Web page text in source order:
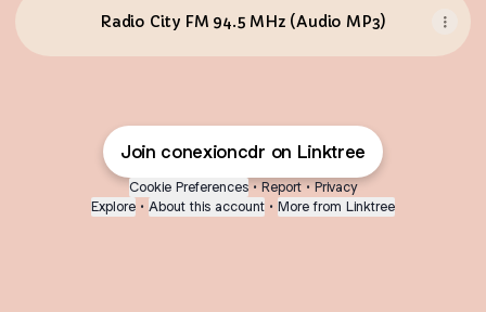
Radio City FM 94.5 MHz (Audio MP3)
Join conexioncdr on Linktree
Cookie Preferences • Report • Privacy
Explore • About this account • More from Linktree